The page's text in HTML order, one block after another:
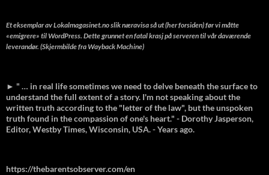
Et eksemplar av Lokalmagasinet.no slik næravisa så ut (her forsiden) før vi måtte
«emigrere» til WordPress. Dette grunnet en fatal krasj på serveren til vår daværende
leverandør. (Skjermbilde fra Wayback Machine)
► " … in real life sometimes we need to delve beneath the surface to
understand the full extent of a story. I'm not speaking about the
written truth according to the "letter of the law", but the unspoken
truth found in the compassion of one's heart." - Dorothy Jasperson,
Editor, Westby Times, Wisconsin, USA. - Years ago.
https://thebarentsobserver.com/en